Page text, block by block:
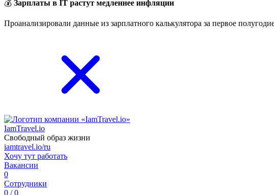
💰 Зарплаты в IT растут медленнее инфляции
Проанализировали данные из зарплатного калькулятора за первое
IamTravel.io
Свободный образ жизни
iamtravel.io/ru
Хочу тут работать
Вакансии
0
Сотрудники
0 / 0